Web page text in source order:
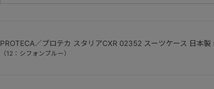
PROTECA／プロテカ スタリアCXR 02352 スーツケース 日本製
（12：シフォンブルー）